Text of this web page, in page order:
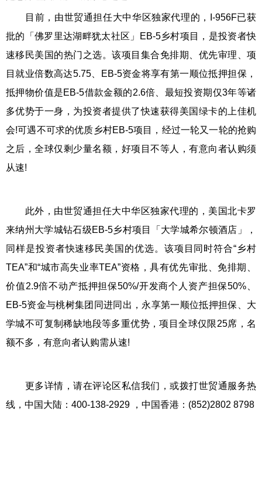
目前，由世贸通担任大中华区独家代理的，I-956F已获
批的「佛罗里达湖畔犹太社区」EB-5乡村项目，是投资者快
速移民美国的热门之选。该项目集合免排期、优先审理、项
目就业倍数高达5.75、EB-5资金将享有第一顺位抵押担保，
抵押物价值是EB-5借款金额的2.6倍、最短投资期仅3年等诸
多优势于一身，为投资者提供了快速获得美国绿卡的上佳机
会!可遇不可求的优质乡村EB-5项目
，经过一轮又一轮的抢购
之后，全球仅剩少量名额，好项目不等人，有意向者认购须
从速!
此外，由世贸通担任大中华区独家代理的，美国北卡罗
来纳州大学城钻石级EB-5乡村项目「大学城希尔顿酒店」，
同样是投资者快速移民美国的优选。该项目同时符合“乡村
TEA”和“城市高失业率TEA”资格，具有优先审批、免排期、
价值2.9倍不动产抵押担保50%/开发商个人资产担保50%、
EB-5资金与桃树集团同进同出，永享第一顺位抵押担保、大
学城不可复制稀缺地段等多重优势，项目全球仅限25席，名
额不多，有意向者认购需从速!
更多详情，请在评论区私信我们，或拨打世贸通服务热
线，中国大陆：400-138-2929 ，中国香港：(852)2802 8798